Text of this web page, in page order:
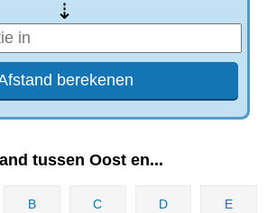
⇢
tussen Oost en...
B C D E